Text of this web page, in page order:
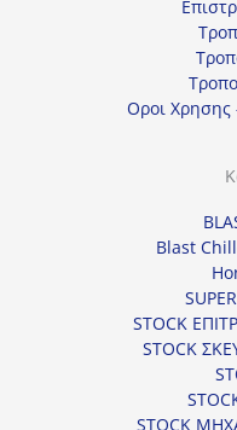
Οροι Χρησης
Blast
STOCK
STOCK
STOCK